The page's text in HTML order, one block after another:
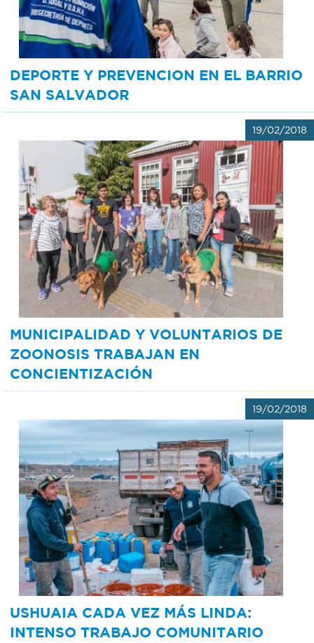
DEPORTE Y PREVENCION EN EL BARRIO
SAN SALVADOR
19/02/2018
MUNICIPALIDAD Y VOLUNTARIOS DE
ZOONOSIS TRABAJAN EN
CONCIENTIZACIÓN
19/02/2018
USHUAIA CADA VEZ MÁS LINDA:
INTENSO TRABAJO COMUNITARIO